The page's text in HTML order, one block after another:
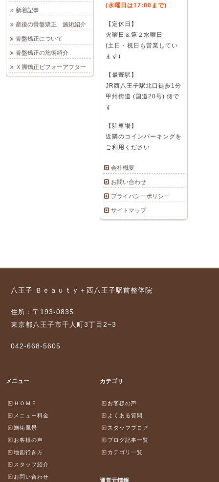
(水曜日は17:00まで)
【定休日】
火曜日＆第２水曜日
(土日・祝日も営業してい
ます)
【最寄駅】
JR西八王子駅北口徒歩1分
甲州街道 (国道20号) 側で
す
【駐車場】
近隣のコインパーキングを
ご利用ください
会社概要
お問い合わせ
プライバシーポリシー
サイトマップ
新着記事
産後の骨盤矯正 施術紹介
骨盤矯正について
骨盤矯正の施術紹介
Ｘ脚矯正ビフォーアフター
八王子 Ｂｅａｕｔｙ＋西八王子駅前整体院
住所：〒193-0835
東京都八王子市千人町3丁目2−3
042-668-5605
メニュー
ＨＯＭＥ
メニュー料金
施術風景
お客様の声
地図行き方
スタッフ紹介
お問い合わせ
カテゴリ
お客様の声
よくある質問
スタッフブログ
ブログ記事一覧
カテゴリ一覧
運営元情報